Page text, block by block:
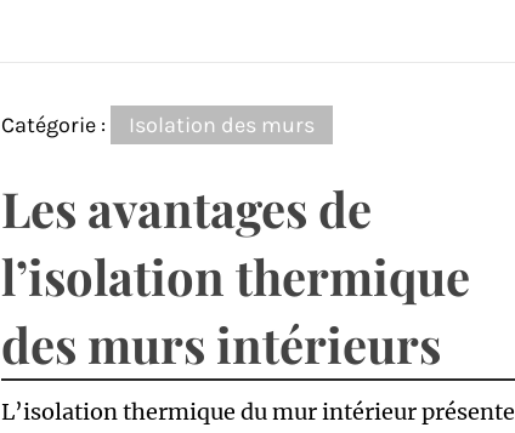
Catégorie : Isolation des murs
Les avantages de
l’isolation thermique
des murs intérieurs
L’isolation thermique du mur intérieur présente